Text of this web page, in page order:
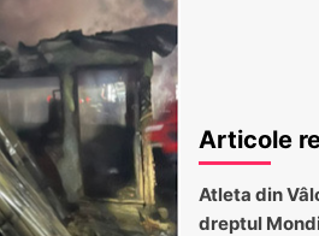
Articole
Atleta din
dreptul